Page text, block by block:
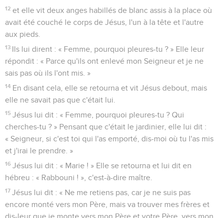
12 et elle vit deux anges habillés de blanc assis à la place où
avait été couché le corps de Jésus, l'un à la tête et l'autre
aux pieds.
13 Ils lui dirent : « Femme, pourquoi pleures-tu ? » Elle leur
répondit : « Parce qu'ils ont enlevé mon Seigneur et je ne
sais pas où ils l'ont mis. »
14 En disant cela, elle se retourna et vit Jésus debout, mais
elle ne savait pas que c'était lui.
15 Jésus lui dit : « Femme, pourquoi pleures-tu ? Qui
cherches-tu ? » Pensant que c'était le jardinier, elle lui dit :
« Seigneur, si c'est toi qui l'as emporté, dis-moi où tu l'as mis
et j'irai le prendre. »
16 Jésus lui dit : « Marie ! » Elle se retourna et lui dit en
hébreu : « Rabbouni ! », c'est-à-dire maître.
17 Jésus lui dit : « Ne me retiens pas, car je ne suis pas
encore monté vers mon Père, mais va trouver mes frères et
dis-leur que je monte vers mon Père et votre Père, vers mon